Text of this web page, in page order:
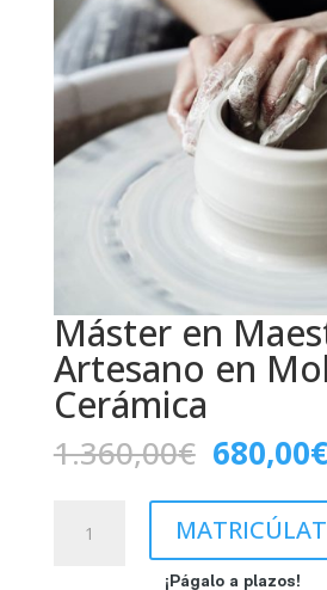
Máster en
Artesano en
Cerámica
1.360,00€ El
precio
original
era:
680,00€